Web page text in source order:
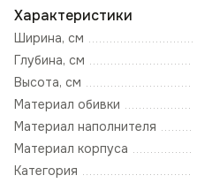
Характеристики
Ширина, см
Глубина, см
Высота, см
Материал обивки
Материал наполнителя
Материал корпуса
Категория